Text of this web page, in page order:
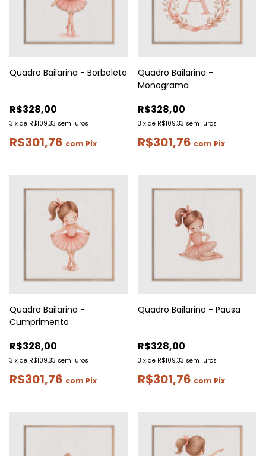
Quadro Bailarina - Borboleta
R$328,00
3 x de R$109,33 sem juros
R$301,76 com Pix
Quadro Bailarina -
Monograma
R$328,00
3 x de R$109,33 sem juros
R$301,76 com Pix
Quadro Bailarina -
Cumprimento
R$328,00
3 x de R$109,33 sem juros
R$301,76 com Pix
Quadro Bailarina - Pausa
R$328,00
3 x de R$109,33 sem juros
R$301,76 com Pix